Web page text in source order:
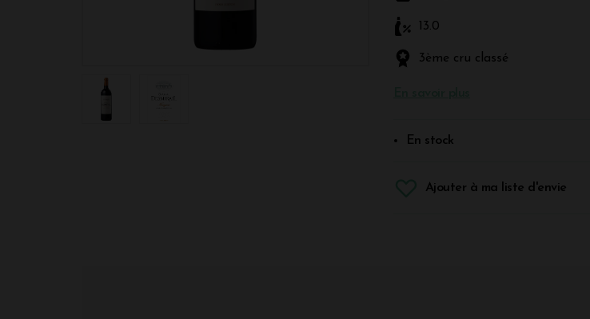
13.0
3ème cru classé
En stock
Ajouter à ma liste d'envie